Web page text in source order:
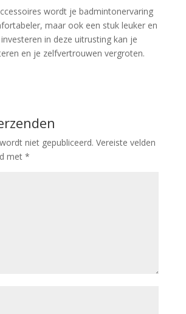
wordt je badmintonervaring
maar ook een stuk leuker en
in deze uitrusting kan je
en je zelfvertrouwen vergroten.
niet gepubliceerd. Vereiste velden
met *